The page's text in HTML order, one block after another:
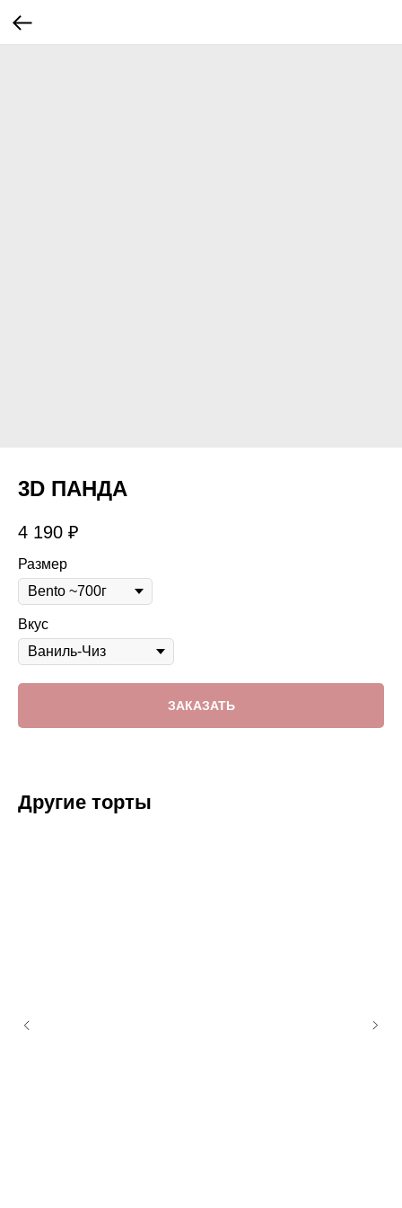
3D ПАНДА
4 190 ₽
Размер
Вкус
ЗАКАЗАТЬ
Другие торты